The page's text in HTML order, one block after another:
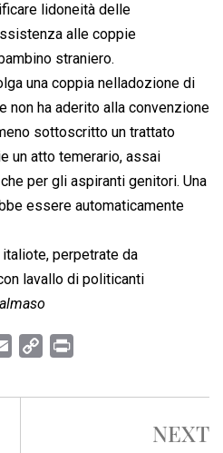
lidoneità delle
alle coppie
straniero.
una coppia nelladozione di
non ha aderito alla convenzione
sottoscritto un trattato
un atto temerario, assai
per gli aspiranti genitori. Una
essere automaticamente
perpetrate da
lavallo di politicanti
a
p
i
NEXT